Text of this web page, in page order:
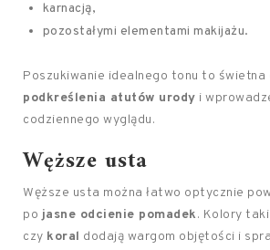
karnacją,
pozostałymi elementami makijażu.
Poszukiwanie idealnego tonu to świetna
podkreślenia atutów urody i
codziennego wyglądu.
Węższe usta
Węższe usta można łatwo optycznie
po jasne odcienie pomadek. Kolory
czy koral dodają wargom objętości i